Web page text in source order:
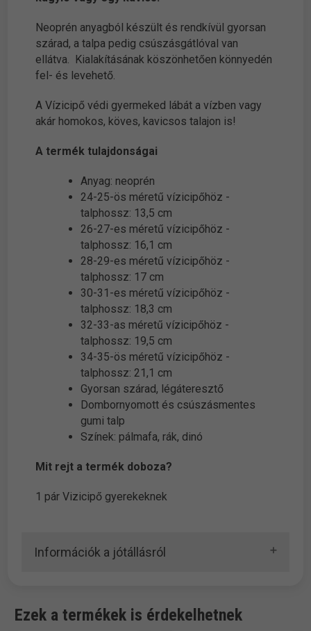
Neoprén anyagból készült és rendkívül gyorsan
szárad, a talpa pedig csúszásgátlóval van
ellátva. Kialakításának köszönhetően könnyedén
fel- és levehető.
A Vízicipő védi gyermeked lábát a vízben vagy
akár homokos, köves, kavicsos talajon is!
A termék tulajdonságai
Anyag: neoprén
24-25-ös méretű vízicipőhöz -
talphossz: 13,5 cm
26-27-es méretű vízicipőhöz -
talphossz: 16,1 cm
28-29-es méretű vízicipőhöz -
talphossz: 17 cm
30-31-es méretű vízicipőhöz -
talphossz: 18,3 cm
32-33-as méretű vízicipőhöz -
talphossz: 19,5 cm
34-35-ös méretű vízicipőhöz -
talphossz: 21,1 cm
Gyorsan szárad, légáteresztő
Dombornyomott és csúszásmentes
gumi talp
Színek: pálmafa, rák, dinó
Mit rejt a termék doboza?
1 pár Vizicipő gyerekeknek
Információk a jótállásról
Ezek a termékek is érdekelhetnek